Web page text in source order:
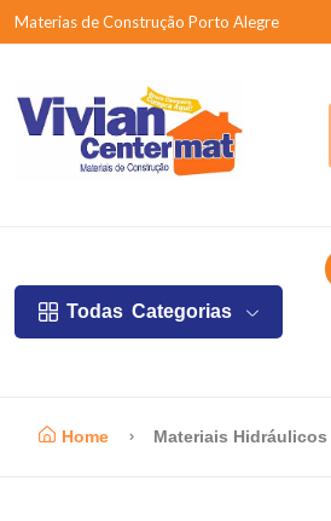
Materias de Construção Porto Alegre
Todas Categorias
Home Materiais Hidráulicos